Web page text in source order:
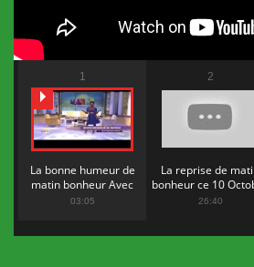
1
La bonne humeur de
matin bonheur Avec
Flopy Mendosa
03:05
2
La reprise de
bonheur ce 10
2022
26:40